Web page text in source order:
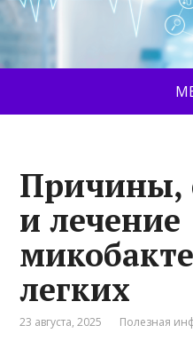
Причины,
и лечение
легких
23 августа, 2025 Полезная